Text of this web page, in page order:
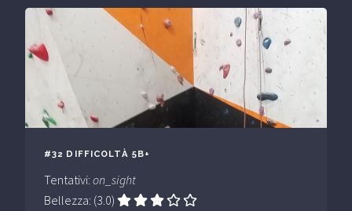
#32 DIFFICOLTÀ 5B+
Tentativi: on_sight
Bellezza: (3.0)